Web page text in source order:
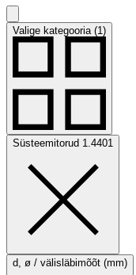
Valige kategooria (1)
Süsteemitorud 1.4401
d, ø / välisläbimõõt (mm)